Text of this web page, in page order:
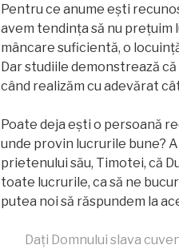
Pentru ce anume ești
avem tendința să nu
mâncare suficientă, o
Dar studiile demonstrează
când realizăm cu adevărat
Poate deja ești o persoană
unde provin lucrurile bune?
prietenului său, Timotei, că
toate lucrurile, ca să ne
putea noi să răspundem la
Dați Domnului slava